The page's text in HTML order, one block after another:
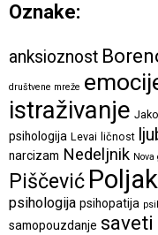
Oznake:
anksioznost
društvene mreže
istraživanje
psihologija Levai ličnost
narcizam Nedeljnik Nova
Piščević Poljak
psihologija psihopatija
samopouzdanje saveti